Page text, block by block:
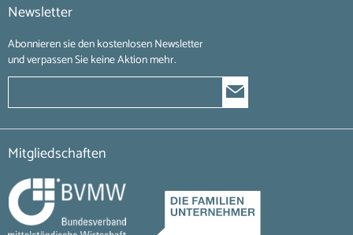
Newsletter
Abonnieren sie den kostenlosen Newsletter
und verpassen Sie keine Aktion mehr.
Mitgliedschaften